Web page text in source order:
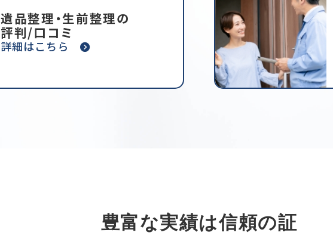
遺品整理・生前整理の
評判/口コミ
詳細はこちら
豊富な実績は信頼の証